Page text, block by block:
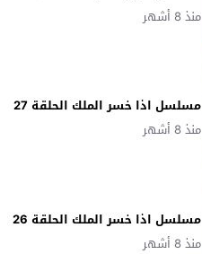
منذ 8 أشهر
مسلسل اذا خسر الملك الحلقة 27
منذ 8 أشهر
مسلسل اذا خسر الملك الحلقة 26
منذ 8 أشهر